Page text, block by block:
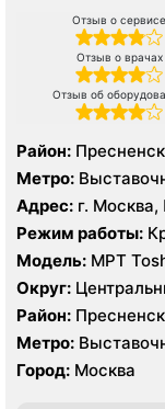
Отзыв о сервисе
Отзыв о врачах
Отзыв об
Район:
Метро:
Адрес: г.
Режим работы:
Модель: МРТ
AQUILION RXL 16
Округ:
Район:
Метро:
Город: Москва